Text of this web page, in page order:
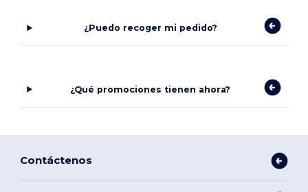
¿Puedo recoger mi pedido?
¿Qué promociones tienen ahora?
Contáctenos